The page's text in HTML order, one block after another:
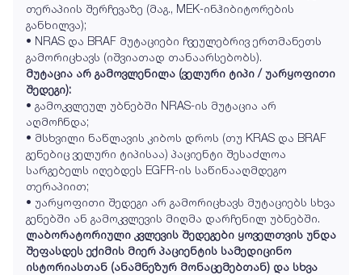
თერაპიის შერჩევაზე (მაგ., MEK-ინჰიბიტორების
განხილვა);
• NRAS და BRAF მუტაციები ჩვეულებრივ ერთმანეთს
გამორიცხავს (იშვიათად თანაარსებობს).
მუტაცია არ გამოვლენილა (ველური ტიპი / უარყოფითი
შედეგი):
• გამოკვლეულ უბნებში NRAS-ის მუტაცია არ
აღმოჩნდა;
• მსხვილი ნაწლავის კიბოს დროს (თუ KRAS და BRAF
გენებიც ველური ტიპისაა) პაციენტი შესაძლოა
სარგებელს იღებდეს EGFR-ის საწინააღმდეგო
თერაპიით;
• უარყოფითი შედეგი არ გამორიცხავს მუტაციებს სხვა
გენებში ან გამოკვლევის მიღმა დარჩენილ უბნებში.
ლაბორატორიული კვლევის შედეგები ყოველთვის უნდა
შეფასდეს ექიმის მიერ პაციენტის სამედიცინო
ისტორიასთან (ანამნეზურ მონაცემებთან) და სხვა